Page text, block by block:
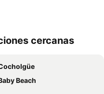
cercanas
Beach